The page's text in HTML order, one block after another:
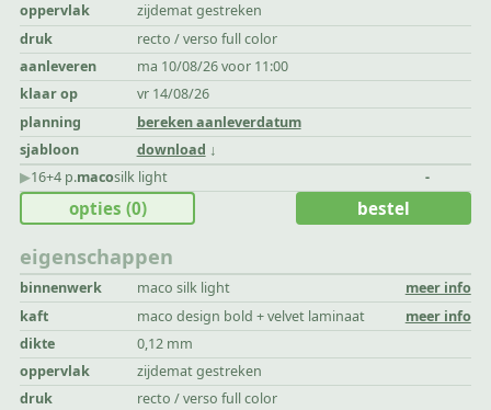
oppervlak
zijdemat gestreken
druk
recto / verso full color
aanleveren
ma 10/08/26 voor 11:00
klaar op
vr 14/08/26
planning
bereken aanleverdatum
sjabloon
download
▶︎16+4 p.macosilk light -
eigenschappen
binnenwerk maco silk light
meer info
kaft
maco design bold + velvet laminaat
meer info
dikte
0,12 mm
oppervlak
zijdemat gestreken
druk
recto / verso full color
opties (0) bestel